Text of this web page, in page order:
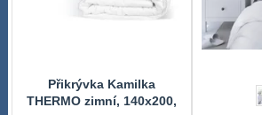
Přikrývka Kamilka
THERMO zimní, 140x200,